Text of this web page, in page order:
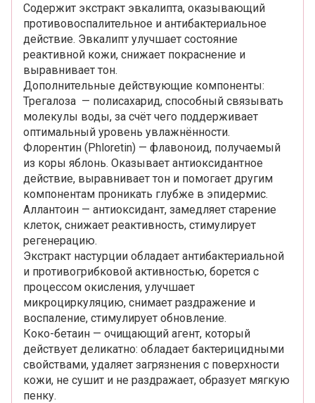
Содержит экстракт эвкалипта, оказывающий
противовоспалительное и антибактериальное
действие. Эвкалипт улучшает состояние
реактивной кожи, снижает покраснение и
выравнивает тон.
Дополнительные действующие компоненты:
Трегалоза — полисахарид, способный связывать
молекулы воды, за счёт чего поддерживает
оптимальный уровень увлажнённости.
Флорентин (Phloretin) — флавоноид, получаемый
из коры яблонь. Оказывает антиоксидантное
действие, выравнивает тон и помогает другим
компонентам проникать глубже в эпидермис.
Аллантоин — антиоксидант, замедляет старение
клеток, снижает реактивность, стимулирует
регенерацию.
Экстракт настурции обладает антибактериальной
и противогрибковой активностью, борется с
процессом окисления, улучшает
микроциркуляцию, снимает раздражение и
воспаление, стимулирует обновление.
Коко-бетаин — очищающий агент, который
действует деликатно: обладает бактерицидными
свойствами, удаляет загрязнения с поверхности
кожи, не сушит и не раздражает, образует мягкую
пенку.